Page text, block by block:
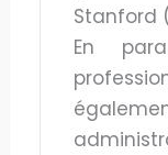
Stanford
En